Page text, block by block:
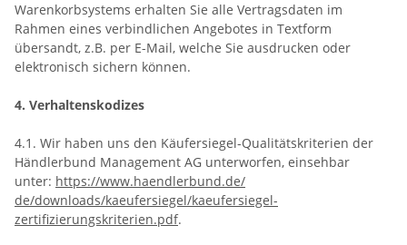
Warenkorbsystems erhalten Sie alle Vertragsdaten im
Rahmen eines verbindlichen Angebotes in Textform
übersandt, z.B. per E-Mail, welche Sie ausdrucken oder
elektronisch sichern können.
4. Verhaltenskodizes
4.1. Wir haben uns den Käufersiegel-Qualitätskriterien der
Händlerbund Management AG unterworfen, einsehbar
unter: https://www.haendlerbund.de/
de/downloads/kaeufersiegel/kaeufersiegel-
zertifizierungskriterien.pdf.